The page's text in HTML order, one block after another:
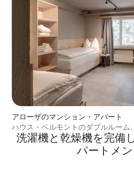
アローザのマンション・アパート
ハウス・ベルモントのダブルルーム
洗濯機と乾燥機を完備
パートメン